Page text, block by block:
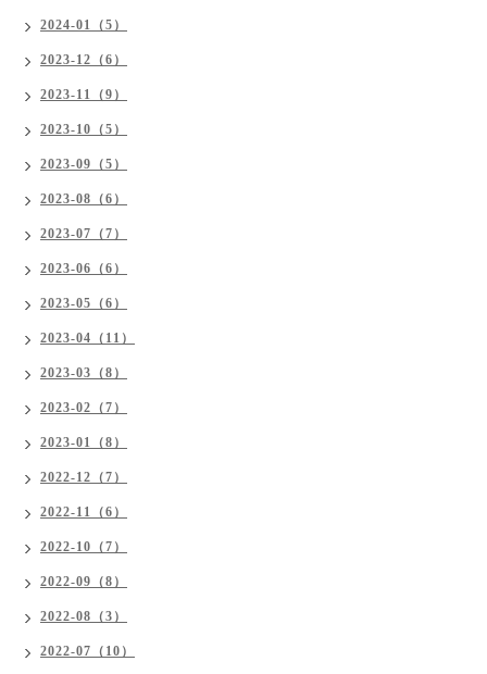
2024-01（5）
2023-12（6）
2023-11（9）
2023-10（5）
2023-09（5）
2023-08（6）
2023-07（7）
2023-06（6）
2023-05（6）
2023-04（11）
2023-03（8）
2023-02（7）
2023-01（8）
2022-12（7）
2022-11（6）
2022-10（7）
2022-09（8）
2022-08（3）
2022-07（10）